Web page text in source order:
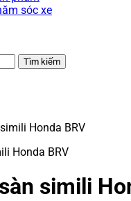
sóc xe
Tìm kiếm
Honda BRV
simili